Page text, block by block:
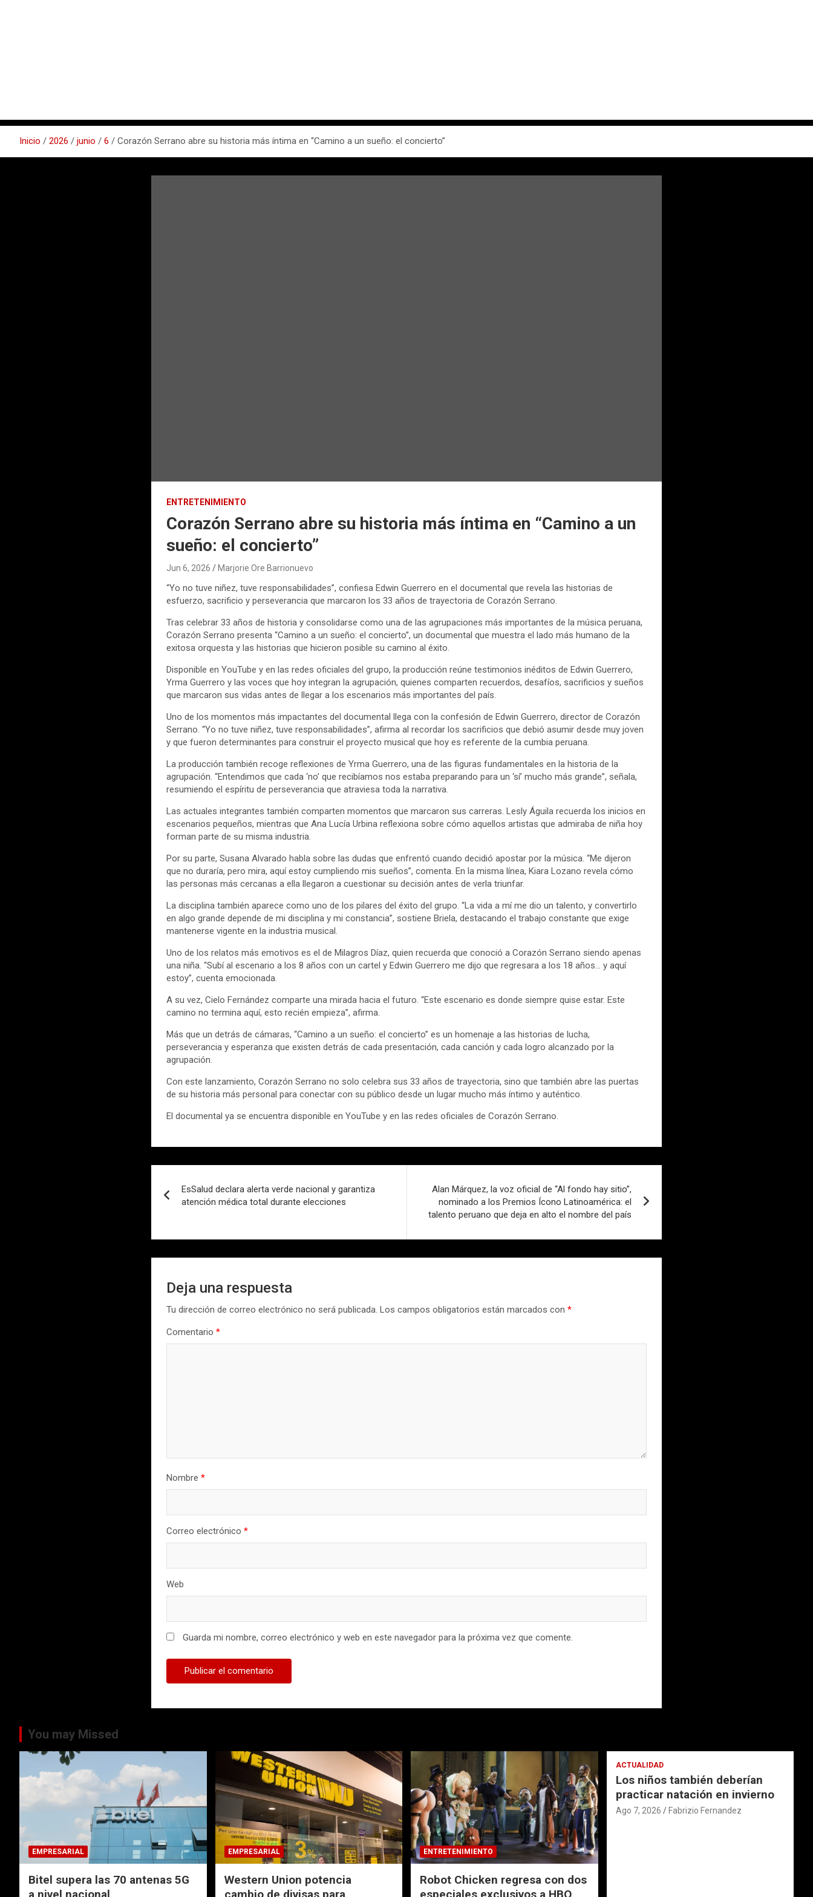
Inicio 2026 junio 6 Corazón Serrano abre su historia más íntima en “Camino a un sueño: el concierto”
ENTRETENIMIENTO
Corazón Serrano abre su historia más íntima en “Camino a un
sueño: el concierto”
Jun 6, 2026 Marjorie Ore Barrionuevo
“Yo no tuve niñez, tuve responsabilidades”, confiesa Edwin Guerrero en el documental que revela las historias de
esfuerzo, sacrificio y perseverancia que marcaron los 33 años de trayectoria de Corazón Serrano.
Tras celebrar 33 años de historia y consolidarse como una de las agrupaciones más importantes de la música peruana,
Corazón Serrano presenta “Camino a un sueño: el concierto”, un documental que muestra el lado más humano de la
exitosa orquesta y las historias que hicieron posible su camino al éxito.
Disponible en YouTube y en las redes oficiales del grupo, la producción reúne testimonios inéditos de Edwin Guerrero,
Yrma Guerrero y las voces que hoy integran la agrupación, quienes comparten recuerdos, desafíos, sacrificios y sueños
que marcaron sus vidas antes de llegar a los escenarios más importantes del país.
Uno de los momentos más impactantes del documental llega con la confesión de Edwin Guerrero, director de Corazón
Serrano. “Yo no tuve niñez, tuve responsabilidades”, afirma al recordar los sacrificios que debió asumir desde muy joven
y que fueron determinantes para construir el proyecto musical que hoy es referente de la cumbia peruana.
La producción también recoge reflexiones de Yrma Guerrero, una de las figuras fundamentales en la historia de la
agrupación. “Entendimos que cada ‘no’ que recibíamos nos estaba preparando para un ‘sí’ mucho más grande”, señala,
resumiendo el espíritu de perseverancia que atraviesa toda la narrativa.
Las actuales integrantes también comparten momentos que marcaron sus carreras. Lesly Águila recuerda los inicios en
escenarios pequeños, mientras que Ana Lucía Urbina reflexiona sobre cómo aquellos artistas que admiraba de niña hoy
forman parte de su misma industria.
Por su parte, Susana Alvarado habla sobre las dudas que enfrentó cuando decidió apostar por la música. “Me dijeron
que no duraría, pero mira, aquí estoy cumpliendo mis sueños”, comenta. En la misma línea, Kiara Lozano revela cómo
las personas más cercanas a ella llegaron a cuestionar su decisión antes de verla triunfar.
La disciplina también aparece como uno de los pilares del éxito del grupo. “La vida a mí me dio un talento, y convertirlo
en algo grande depende de mi disciplina y mi constancia”, sostiene Briela, destacando el trabajo constante que exige
mantenerse vigente en la industria musical.
Uno de los relatos más emotivos es el de Milagros Díaz, quien recuerda que conoció a Corazón Serrano siendo apenas
una niña. “Subí al escenario a los 8 años con un cartel y Edwin Guerrero me dijo que regresara a los 18 años… y aquí
estoy”, cuenta emocionada.
A su vez, Cielo Fernández comparte una mirada hacia el futuro. “Este escenario es donde siempre quise estar. Este
camino no termina aquí, esto recién empieza”, afirma.
Más que un detrás de cámaras, “Camino a un sueño: el concierto” es un homenaje a las historias de lucha,
perseverancia y esperanza que existen detrás de cada presentación, cada canción y cada logro alcanzado por la
agrupación.
Con este lanzamiento, Corazón Serrano no solo celebra sus 33 años de trayectoria, sino que también abre las puertas
de su historia más personal para conectar con su público desde un lugar mucho más íntimo y auténtico.
El documental ya se encuentra disponible en YouTube y en las redes oficiales de Corazón Serrano.
de
EsSalud declara alerta verde nacional y garantiza
atención médica total durante elecciones
Alan Márquez, la voz oficial de “Al fondo hay sitio”,
nominado a los Premios Ícono Latinoamérica: el
talento peruano que deja en alto el nombre del país
Deja una respuesta
Tu dirección de correo electrónico no será publicada. Los campos obligatorios están marcados con*
Comentario*
Nombre*
Correo electrónico*
Web
Guarda mi nombre, correo electrónico y web en este navegador para la próxima vez que comente.
You may Missed
EMPRESARIAL
Bitel supera las 70 antenas 5G
a nivel nacional
EMPRESARIAL
Western Union potencia
cambio de divisas para
ENTRETENIMIENTO
Robot Chicken regresa con dos
especiales exclusivos a HBO
ACTUALIDAD
Los niños también deberían
practicar natación en invierno
Ago 7, 2026 Fabrizio Fernandez